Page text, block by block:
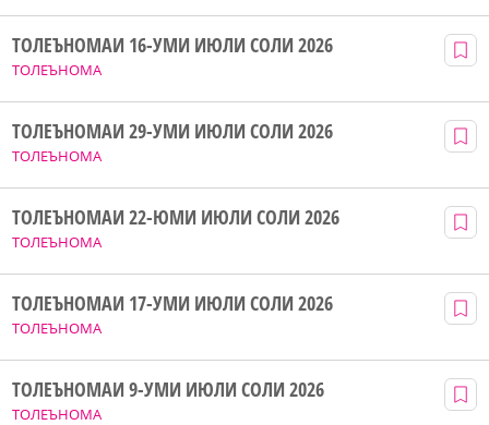
ТОЛЕЪНОМА
ТОЛЕЪНОМАИ 16-УМИ ИЮЛИ СОЛИ 2026
ТОЛЕЪНОМА
ТОЛЕЪНОМАИ 29-УМИ ИЮЛИ СОЛИ 2026
ТОЛЕЪНОМА
ТОЛЕЪНОМАИ 22-ЮМИ ИЮЛИ СОЛИ 2026
ТОЛЕЪНОМА
ТОЛЕЪНОМАИ 17-УМИ ИЮЛИ СОЛИ 2026
ТОЛЕЪНОМА
ТОЛЕЪНОМАИ 9-УМИ ИЮЛИ СОЛИ 2026